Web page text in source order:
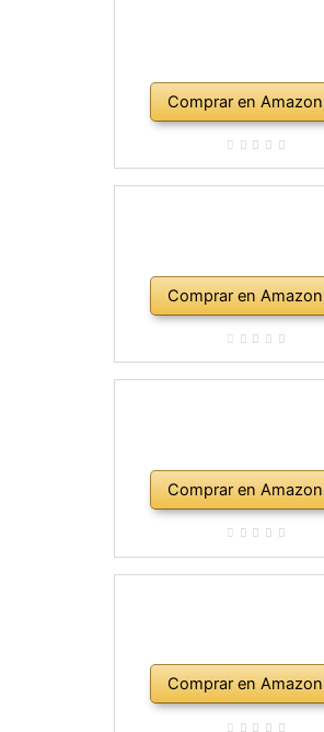
Comprar en Amazon
Comprar en Amazon
Comprar en Amazon
Comprar en Amazon